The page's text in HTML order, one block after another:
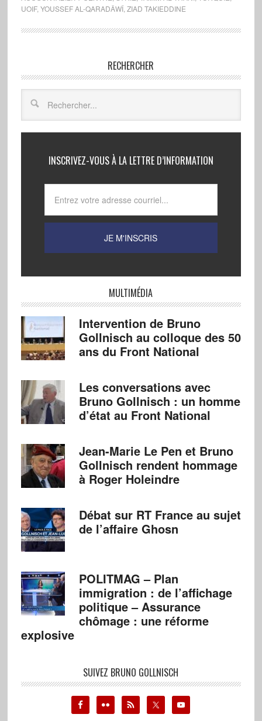
UOIF, YOUSSEF AL-QARADÂWÎ, ZIAD TAKIEDDINE
RECHERCHER
INSCRIVEZ-VOUS À LA LETTRE D’INFORMATION
MULTIMÉDIA
Intervention de Bruno
Gollnisch au colloque des 50
ans du Front National
Les conversations avec
Bruno Gollnisch : un homme
d’état au Front National
Jean-Marie Le Pen et Bruno
Gollnisch rendent hommage
à Roger Holeindre
Débat sur RT France au sujet
de l’affaire Ghosn
POLITMAG – Plan
immigration : de l’affichage
politique – Assurance
chômage : une réforme
explosive
SUIVEZ BRUNO GOLLNISCH